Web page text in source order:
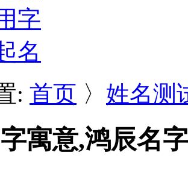
字
名
: 首页 〉 姓名测
寓意,鸿辰名